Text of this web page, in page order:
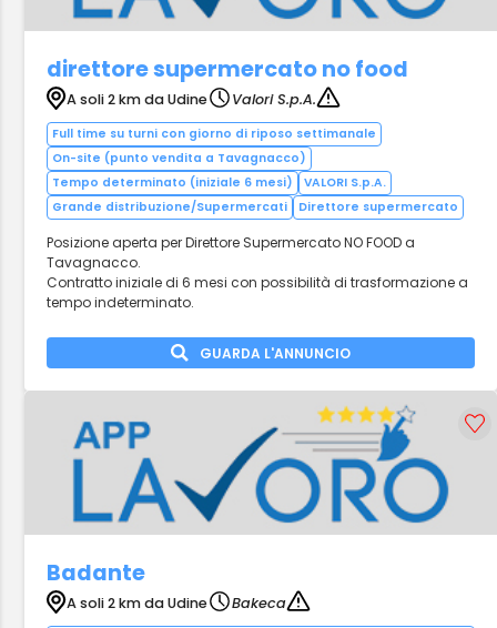
direttore supermercato no food
A soli 2 km da Udine Valori S.p.A.
Full time su turni con giorno di riposo settimanale
On-site (punto vendita a Tavagnacco)
Tempo determinato (iniziale 6 mesi)
VALORI S.p.A.
Grande distribuzione/Supermercati
Direttore supermercato
Posizione aperta per Direttore Supermercato NO FOOD a
Tavagnacco.
Contratto iniziale di 6 mesi con possibilità di trasformazione a
tempo indeterminato.
GUARDA L'ANNUNCIO
Badante
A soli 2 km da Udine Bakeca